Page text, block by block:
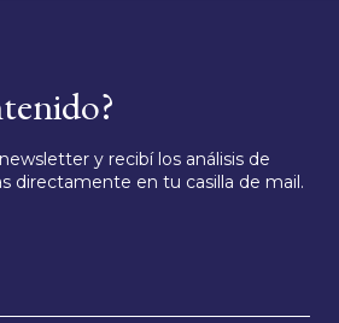
y recibí los análisis de
directamente en tu casilla de mail.